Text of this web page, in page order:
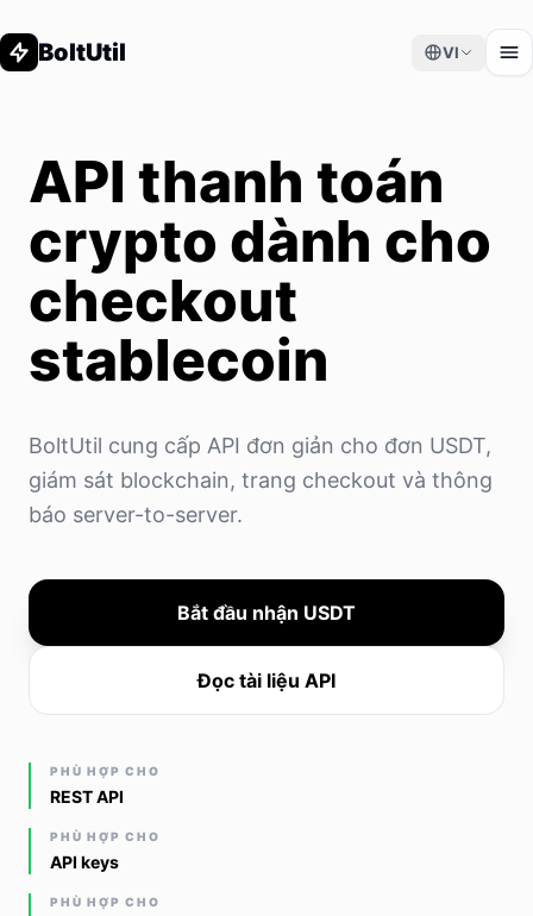
BoltUtil VI
API thanh toán
crypto dành cho
checkout
stablecoin
BoltUtil cung cấp API đơn giản cho đơn USDT,
giám sát blockchain, trang checkout và thông
báo server-to-server.
Bắt đầu nhận USDT
Đọc tài liệu API
PHÙ HỢP CHO
REST API
PHÙ HỢP CHO
API keys
PHÙ HỢP CHO